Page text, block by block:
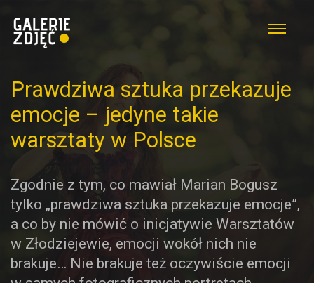
Prawdziwa sztuka przekazuje
emocje – jedyne takie
warsztaty w Polsce
Zgodnie z tym, co mawiał Marian Bogusz
tylko „prawdziwa sztuka przekazuje emocje”,
a co by nie mówić o inicjatywie Warsztatów
w Złodziejewie, emocji wokół nich nie
brakuje… Nie brakuje też oczywiście emocji